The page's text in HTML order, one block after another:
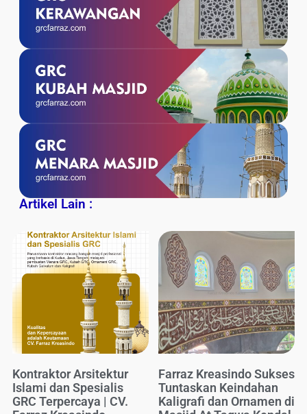
Artikel Lain :
Kontraktor Arsitektur
Islami dan Spesialis
GRC Terpercaya | CV.
Farraz Kreasindo Sukses
Tuntaskan Keindahan
Kaligrafi dan Ornamen di